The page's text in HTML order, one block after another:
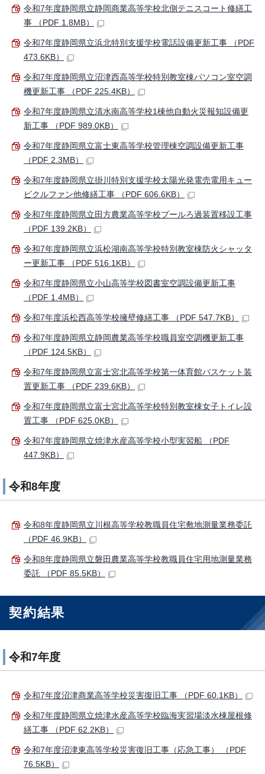
令和7年度静岡県立静岡商業高等学校北側テニスコート修繕工
事 （PDF 1.8MB）
令和7年度静岡県立浜北特別支援学校電話設備更新工事 （PDF
473.6KB）
令和7年度静岡県立沼津西高等学校特別教室棟パソコン室空調
機更新工事 （PDF 225.4KB）
令和7年度静岡県立清水南高等学校1棟他自動火災報知設備更
新工事 （PDF 989.0KB）
令和7年度静岡県立富士東高等学校管理棟空調設備更新工事
（PDF 2.3MB）
令和7年度静岡県立掛川特別支援学校太陽光発電売電用キュー
ビクルファン他修繕工事 （PDF 606.6KB）
令和7年度静岡県立田方農業高等学校プールろ過装置移設工事
（PDF 139.2KB）
令和7年度静岡県立浜松湖南高等学校特別教室棟防火シャッタ
ー更新工事 （PDF 516.1KB）
令和7年度静岡県立小山高等学校図書室空調設備更新工事
（PDF 1.4MB）
令和7年度浜松西高等学校擁壁修繕工事 （PDF 547.7KB）
令和7年度静岡県立静岡農業高等学校職員室空調機更新工事
（PDF 124.5KB）
令和7年度静岡県立富士宮北高等学校第一体育館バスケット装
置更新工事 （PDF 239.6KB）
令和7年度静岡県立富士宮北高等学校特別教室棟女子トイレ設
置工事 （PDF 625.0KB）
令和7年度静岡県立焼津水産高等学校小型実習船 （PDF
447.9KB）
令和8年度
令和8年度静岡県立川根高等学校教職員住宅敷地測量業務委託
（PDF 46.9KB）
令和8年度静岡県立磐田農業高等学校教職員住宅用地測量業務
委託 （PDF 85.5KB）
契約結果
令和7年度
令和7年度沼津商業高等学校災害復旧工事 （PDF 60.1KB）
令和7年度静岡県立焼津水産高等学校臨海実習場淡水棟屋根修
繕工事 （PDF 62.2KB）
令和7年度沼津東高等学校災害復旧工事（応急工事） （PDF
76.5KB）